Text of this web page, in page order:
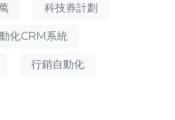
科技券計劃
化CRM系統
行銷自動化